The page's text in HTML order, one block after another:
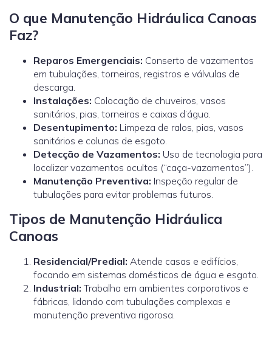
O que Manutenção Hidráulica Canoas
Faz?
Reparos Emergenciais: Conserto de vazamentos
em tubulações, torneiras, registros e válvulas de
descarga.
Instalações: Colocação de chuveiros, vasos
sanitários, pias, torneiras e caixas d’água.
Desentupimento: Limpeza de ralos, pias, vasos
sanitários e colunas de esgoto.
Detecção de Vazamentos: Uso de tecnologia para
localizar vazamentos ocultos (“caça-vazamentos”).
Manutenção Preventiva: Inspeção regular de
tubulações para evitar problemas futuros.
Tipos de Manutenção Hidráulica
Canoas
Residencial/Predial: Atende casas e edifícios,
focando em sistemas domésticos de água e esgoto.
Industrial: Trabalha em ambientes corporativos e
fábricas, lidando com tubulações complexas e
manutenção preventiva rigorosa.